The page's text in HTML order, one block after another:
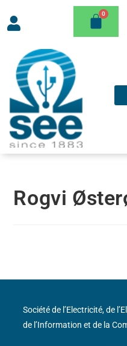
Rogvi
Société de l’Electricité, de
de l’Information et de la